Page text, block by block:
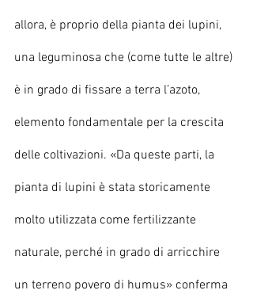
allora, è proprio della pianta dei lupini,
una leguminosa che (come tutte le altre)
è in grado di fissare a terra l’azoto,
elemento fondamentale per la crescita
delle coltivazioni. «Da queste parti, la
pianta di lupini è stata storicamente
molto utilizzata come fertilizzante
naturale, perché in grado di arricchire
un terreno povero di humus» conferma